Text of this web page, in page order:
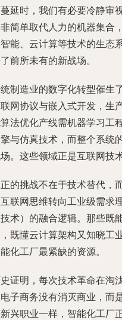
延时，我们有必要冷静审
简单取代人力的机器集合
能、云计算等技术的生态
前所未有的新战场。
制造业的数字化转型催生
网协议与嵌入式开发，生
法优化产线需机器学习工
与仿真技术，而整个系统
。这些领域正是互联网技
的挑战不在于技术替代，
联网思维转向工业级需求
术）的融合逻辑。那些既
既懂云计算架构又知晓工
化工厂最紧缺的资源。
证明，每次技术革命在淘
子商务没有消灭商业，而
兴职业一样，智能化工厂